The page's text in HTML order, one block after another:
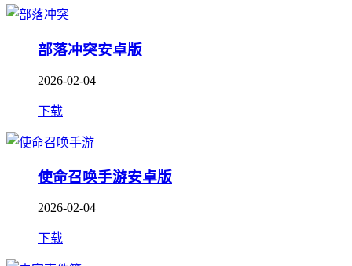
部落冲突安卓版
2026-02-04
下载
使命召唤手游安卓版
2026-02-04
下载